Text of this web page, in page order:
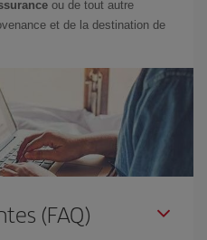
ou de tout autre
et de la destination de
(FAQ)